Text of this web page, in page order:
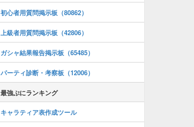
初心者用質問掲示板（80862）
上級者用質問掲示板（42806）
ガシャ結果報告掲示板（65485）
パーティ診断・考察板（12006）
最強ぷにランキング
キャラティア表作成ツール